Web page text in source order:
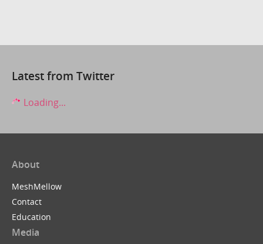
Latest from Twitter
Loading...
About
MeshMellow
Contact
Education
Media